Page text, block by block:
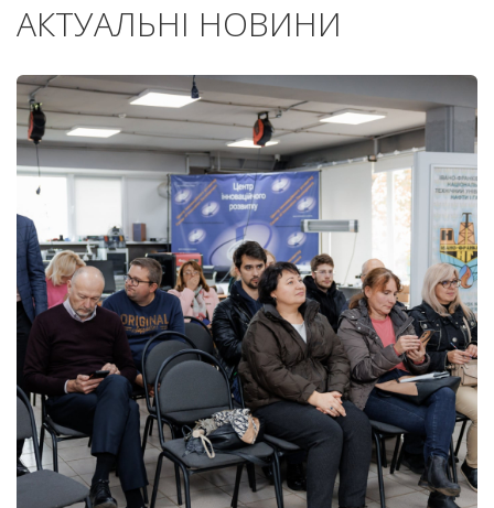
АКТУАЛЬНІ НОВИНИ